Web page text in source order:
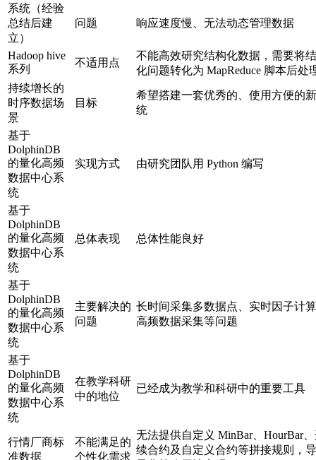
系统（经验
总结后建
立）
问题 响应速度慢、无法动态管理数据
Hadoop hive
系列
不适用点
不能高效研究结构化数据，需要将
化问题转化为 MapReduce 脚本后处
持续增长的
时序数据场
景
目标
希望搭建一套优秀的、使用方便的
统
基于
DolphinDB
的量化高频
数据中心系
统
实现方式 由研究团队用 Python 编写
基于
DolphinDB
的量化高频
数据中心系
统
总体表现 总体性能良好
基于
DolphinDB
的量化高频
数据中心系
统
主要解决的
问题
长时间采集多数据点、实时因子计
高频数据采集等问题
基于
DolphinDB
的量化高频
数据中心系
统
在教学科研
中的地位
已经成为教学和科研中的重要工具
行情厂商标
准数据
不能满足的
个性化需求
无法提供自定义 MinBar、HourBar
续合约及自定义合约等拼接规则，